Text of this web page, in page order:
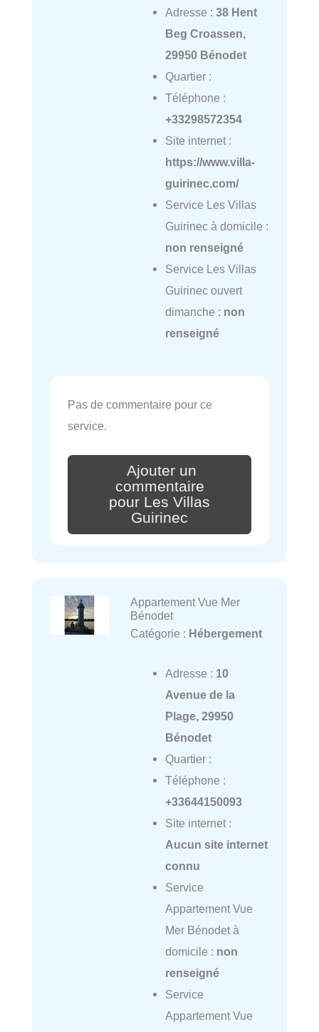
Adresse : 38 Hent
Beg Croassen,
29950 Bénodet
Quartier :
Téléphone :
+33298572354
Site internet :
https://www.villa-
guirinec.com/
Service Les Villas
Guirinec à domicile :
non renseigné
Service Les Villas
Guirinec ouvert
dimanche : non
renseigné
Pas de commentaire pour ce
service.
Ajouter un
commentaire
pour Les Villas
Guirinec
Appartement Vue Mer
Bénodet
Catégorie : Hébergement
Adresse : 10
Avenue de la
Plage, 29950
Bénodet
Quartier :
Téléphone :
+33644150093
Site internet :
Aucun site internet
connu
Service
Appartement Vue
Mer Bénodet à
domicile : non
renseigné
Service
Appartement Vue